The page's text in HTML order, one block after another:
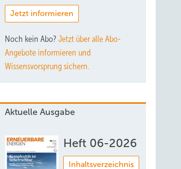
Jetzt informieren
Noch kein Abo? Jetzt über alle Abo-
Angebote informieren und
Wissensvorsprung sichern.
Aktuelle Ausgabe
Heft 06-2026
Inhaltsverzeichnis